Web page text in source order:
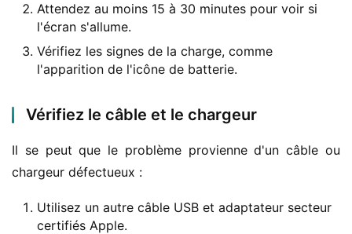
Attendez au moins 15 à 30 minutes pour voir si
l'écran s'allume.
Vérifiez les signes de la charge, comme
l'apparition de l'icône de batterie.
Vérifiez le câble et le chargeur
Il se peut que le problème provienne d'un câble ou
chargeur défectueux :
Utilisez un autre câble USB et adaptateur secteur
certifiés Apple.